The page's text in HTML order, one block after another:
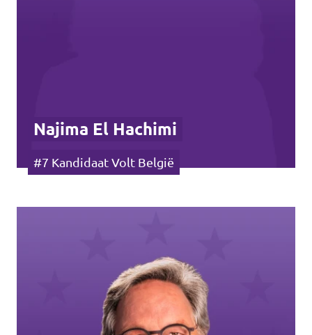
Najima El Hachimi
#7 Kandidaat Volt België